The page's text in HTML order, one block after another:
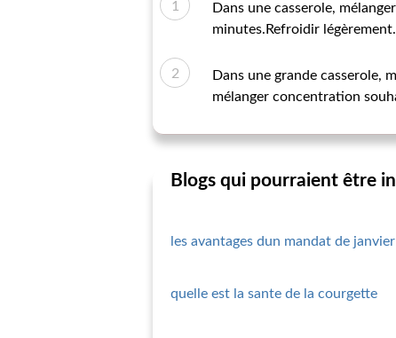
Dans une casserole,
minutes.Refroidir
Dans une grande casserole,
mélanger concentration
Blogs qui pourraient être
les avantages dun mandat de janvier
quelle est la sante de la courgette